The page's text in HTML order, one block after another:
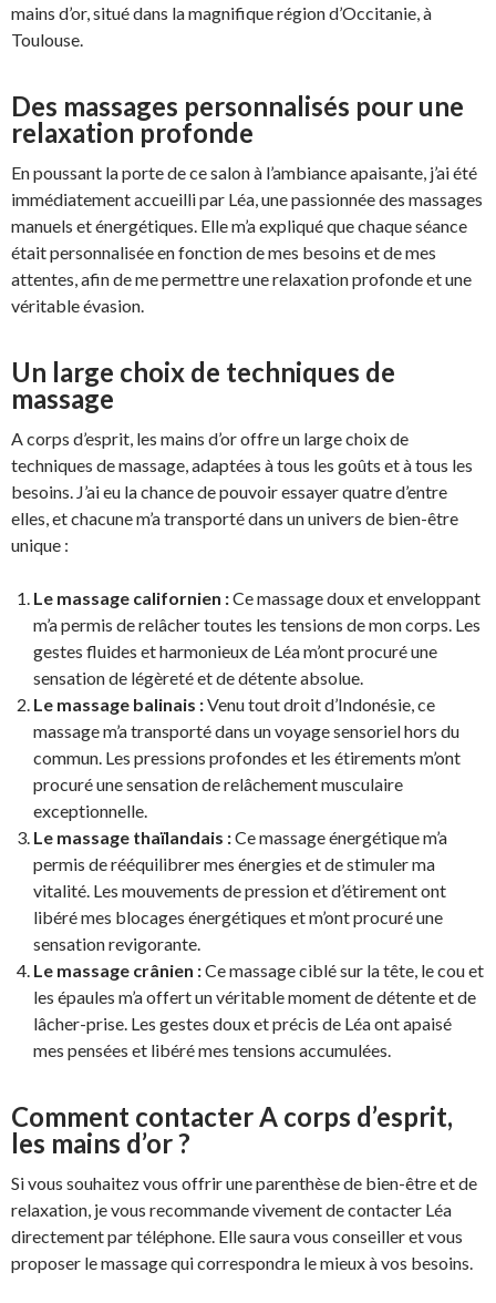
mains d’or, situé dans la magnifique région d’Occitanie, à
Toulouse.
Des massages personnalisés pour une
relaxation profonde
En poussant la porte de ce salon à l’ambiance apaisante, j’ai été
immédiatement accueilli par Léa, une passionnée des massages
manuels et énergétiques. Elle m’a expliqué que chaque séance
était personnalisée en fonction de mes besoins et de mes
attentes, afin de me permettre une relaxation profonde et une
véritable évasion.
Un large choix de techniques de
massage
A corps d’esprit, les mains d’or offre un large choix de
techniques de massage, adaptées à tous les goûts et à tous les
besoins. J’ai eu la chance de pouvoir essayer quatre d’entre
elles, et chacune m’a transporté dans un univers de bien-être
unique :
Le massage californien :Ce massage doux et enveloppant
m’a permis de relâcher toutes les tensions de mon corps. Les
gestes fluides et harmonieux de Léa m’ont procuré une
sensation de légèreté et de détente absolue.
Le massage balinais :Venu tout droit d’Indonésie, ce
massage m’a transporté dans un voyage sensoriel hors du
commun. Les pressions profondes et les étirements m’ont
procuré une sensation de relâchement musculaire
exceptionnelle.
Le massage thaïlandais :Ce massage énergétique m’a
permis de rééquilibrer mes énergies et de stimuler ma
vitalité. Les mouvements de pression et d’étirement ont
libéré mes blocages énergétiques et m’ont procuré une
sensation revigorante.
Le massage crânien :Ce massage ciblé sur la tête, le cou et
les épaules m’a offert un véritable moment de détente et de
lâcher-prise. Les gestes doux et précis de Léa ont apaisé
mes pensées et libéré mes tensions accumulées.
Comment contacter A corps d’esprit,
les mains d’or ?
Si vous souhaitez vous offrir une parenthèse de bien-être et de
relaxation, je vous recommande vivement de contacter Léa
directement par téléphone. Elle saura vous conseiller et vous
proposer le massage qui correspondra le mieux à vos besoins.